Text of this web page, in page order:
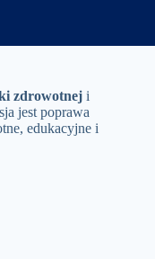
zdrowotnej i
jest poprawa
edukacyjne i